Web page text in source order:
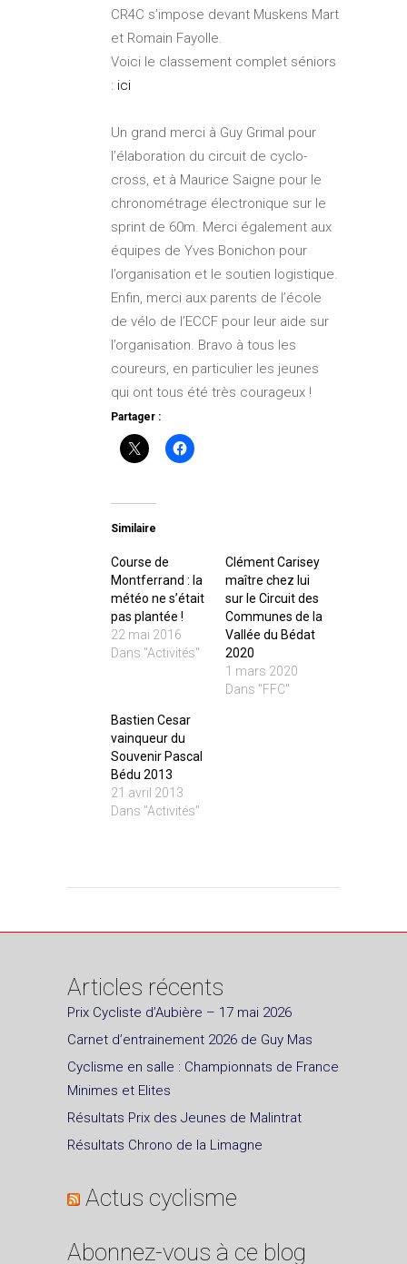
CR4C s’impose devant Muskens Mart
et Romain Fayolle.
Voici le classement complet séniors
: ici
Un grand merci à Guy Grimal pour
l’élaboration du circuit de cyclo-
cross, et à Maurice Saigne pour le
chronométrage électronique sur le
sprint de 60m. Merci également aux
équipes de Yves Bonichon pour
l’organisation et le soutien logistique.
Enfin, merci aux parents de l’école
de vélo de l’ECCF pour leur aide sur
l’organisation. Bravo à tous les
coureurs, en particulier les jeunes
qui ont tous été très courageux !
Partager :
Similaire
Course de
Montferrand : la
météo ne s’était
pas plantée !
22 mai 2016
Dans "Activités"
Clément Carisey
maître chez lui
sur le Circuit des
Communes de la
Vallée du Bédat
2020
1 mars 2020
Dans "FFC"
Bastien Cesar
vainqueur du
Souvenir Pascal
Bédu 2013
21 avril 2013
Dans "Activités"
Articles récents
Prix Cycliste d’Aubière – 17 mai 2026
Carnet d’entrainement 2026 de Guy Mas
Cyclisme en salle : Championnats de France
Minimes et Elites
Résultats Prix des Jeunes de Malintrat
Résultats Chrono de la Limagne
Actus cyclisme
Abonnez-vous à ce blog